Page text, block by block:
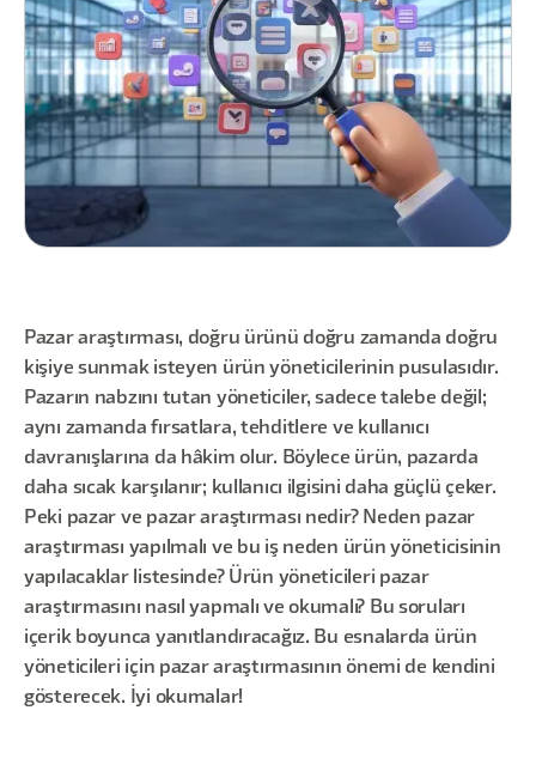
Pazar araştırması, doğru ürünü doğru zamanda doğru
kişiye sunmak isteyen ürün yöneticilerinin pusulasıdır.
Pazarın nabzını tutan yöneticiler, sadece talebe değil;
aynı zamanda fırsatlara, tehditlere ve kullanıcı
davranışlarına da hâkim olur. Böylece ürün, pazarda
daha sıcak karşılanır; kullanıcı ilgisini daha güçlü çeker.
Peki pazar ve pazar araştırması nedir? Neden pazar
araştırması yapılmalı ve bu iş neden ürün yöneticisinin
yapılacaklar listesinde? Ürün yöneticileri pazar
araştırmasını nasıl yapmalı ve okumalı? Bu soruları
içerik boyunca yanıtlandıracağız. Bu esnalarda ürün
yöneticileri için pazar araştırmasının önemi de kendini
gösterecek. İyi okumalar!